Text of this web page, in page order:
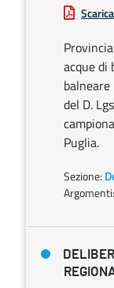
Scarica
acque di
del D.
Puglia.
Sezione:
Argomenti: